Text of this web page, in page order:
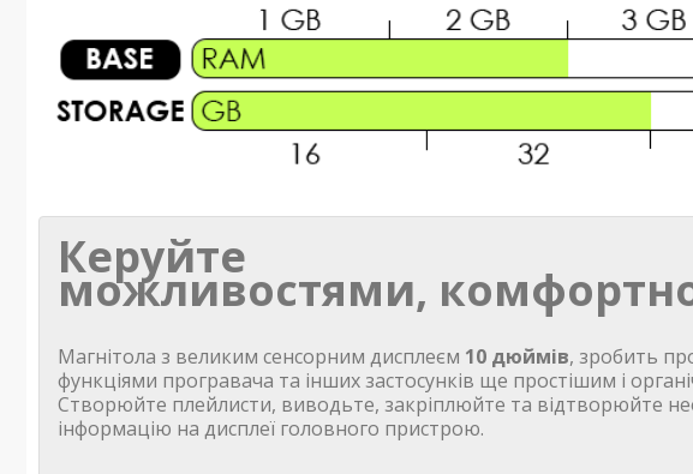
Керуйте
можливостями,
Магнітола з великим сенсорним дисплеєм 10 дюймів, зробить
функціями програвача та інших застосунків ще простішим і
Створюйте плейлисти, виводьте, закріплюйте та відтворюйте
інформацію на дисплеї головного пристрою.